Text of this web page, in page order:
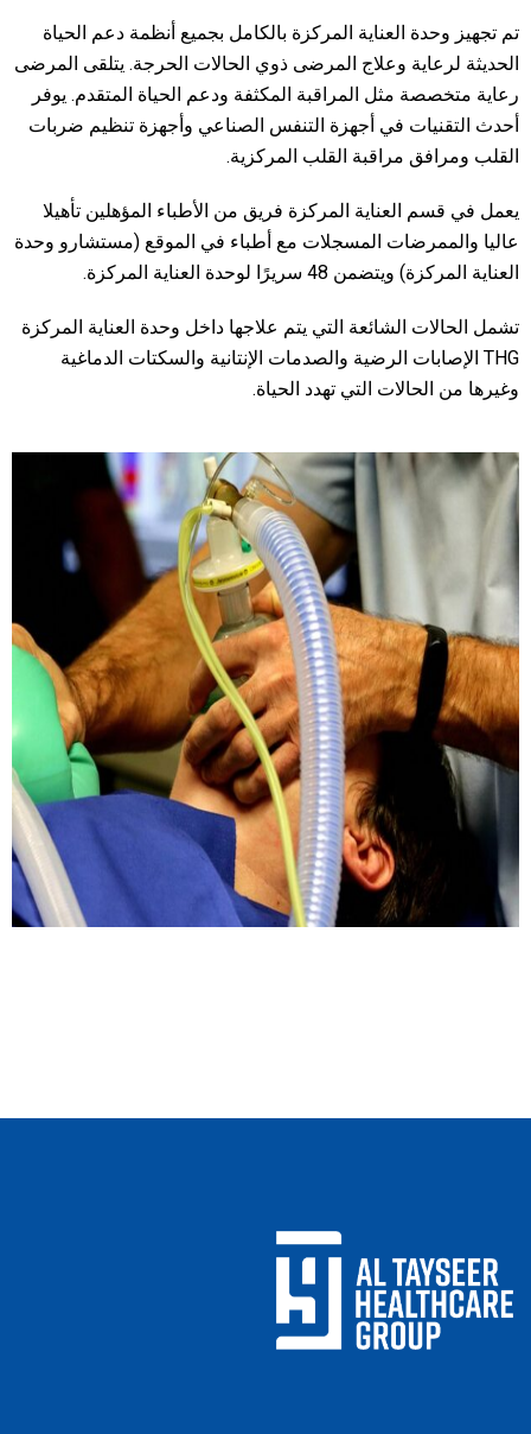
تم تجهيز وحدة العناية المركزة بالكامل بجميع أنظمة دعم الحياة
الحديثة لرعاية وعلاج المرضى ذوي الحالات الحرجة. يتلقى المرضى
رعاية متخصصة مثل المراقبة المكثفة ودعم الحياة المتقدم. يوفر
أحدث التقنيات في أجهزة التنفس الصناعي وأجهزة تنظيم ضربات
القلب ومرافق مراقبة القلب المركزية.
يعمل في قسم العناية المركزة فريق من الأطباء المؤهلين تأهيلا
عاليا والممرضات المسجلات مع أطباء في الموقع (مستشارو وحدة
العناية المركزة) ويتضمن 48 سريرًا لوحدة العناية المركزة.
تشمل الحالات الشائعة التي يتم علاجها داخل وحدة العناية المركزة
THG الإصابات الرضية والصدمات الإنتانية والسكتات الدماغية
وغيرها من الحالات التي تهدد الحياة.